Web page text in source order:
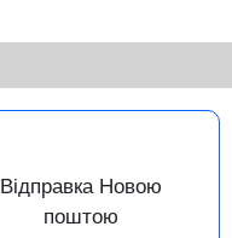
Відправка Новою
поштою